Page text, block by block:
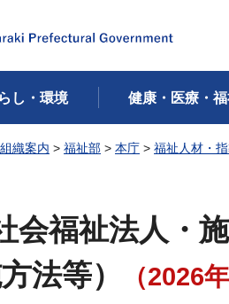
し・環境 健康・医療・
組織案内 > 福祉部 > 本庁 > 福祉人材・
会福祉法人・
法等）
（2026